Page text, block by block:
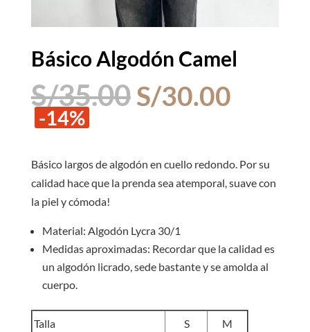
Básico Algodón Camel
S/35.00 El
precio
S/35.00.
S/30.00El
precio
S/
-14%
Básico largos de algodón en cuello redondo. Por su
calidad hace que la prenda sea atemporal, suave con
la piel y cómoda!
Material: Algodón Lycra 30/1
Medidas aproximadas: Recordar que la calidad es
un algodón licrado, sede bastante y se amolda al
cuerpo.
Talla S
M